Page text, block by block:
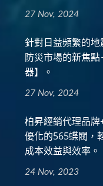
27 Nov, 2024
針對日益頻繁的
防災市場的新焦點
器】。
27 Nov, 2024
柏昇經銷代理品牌
優化的565蝶閥，
成本效益與效率。
24 Nov, 2023